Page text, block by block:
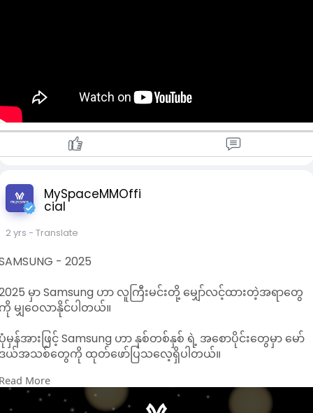
အတွက် RAM တိုးမြှင့်ပေးနိုင်မှုများ။
4.ဘက်ထရီသက်တမ်း
စွာအသုံးပြုမှုများအတွက် အကောင်းဆုံးပါဝါစီမံခန့်ခွဲ
မှု (သို့မဟုတ်) ပိုမိုကြီးမားသော ဘက်ထရီပမာဏ။
5.S Pen အင်္ဂါရပ်များ
S Pen ၏ လုပ်ဆောင်ချက်အသစ်များ သို့မဟုတ်
6.ဆော့ဖ်ဝဲလ်
အဆင့်မြှင့်တင်မှုများနှင့် စိတ်ကြိုက်ရွေးချယ်စရာများ
ပါရှိသော Android နှင့် One UI ရဲ့နောက်ဆုံးဗားရှင်း
7. ဒီဇိုင်း
MySpaceMMOffi
cial
2 yrs - Translate
- 2025
မှာ Samsung ဟာ လူကြီးမင်းတို့ မျှော်လင့်ထားတဲ့အရာတွေ
မျှဝေလာနိုင်ပါတယ်။
မှန်အားဖြင့် Samsung ဟာ နှစ်တစ်နှစ် ရဲ့ အစောပိုင်းတွေမှာ မော်
ယ်အသစ်တွေကို ထုတ်ဖော်ပြသလေ့ရှိပါတယ်။
ခုနှစ်ပိုင်းက ထုတ်လုပ်ခဲ့တဲ့ ပိုမိုကောင်းမွန်တဲ့ကင်မရာစနစ်တွေ
ါဝင်တဲ့ Galaxy S24 စီးရီးဟာ ဆိုရင်လဲ စွမ်းဆောင်ရည် ပိုကောင်း
More